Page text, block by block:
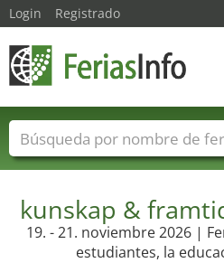
kunskap &
19. - 21. noviembre 2026 |
estudiantes, la
Login Registrado
Nombres de ferias Países
Sectores de proveedor de